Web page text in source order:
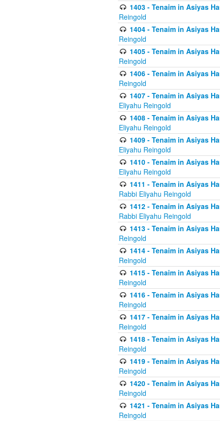
1403 - Tenaim in Asiyas
Reingold
1404 - Tenaim in Asiyas
Reingold
1405 - Tenaim in Asiyas
Reingold
1406 - Tenaim in Asiyas
Reingold
1407 - Tenaim in Asiyas
Eliyahu Reingold
1408 - Tenaim in Asiyas
Eliyahu Reingold
1409 - Tenaim in Asiyas
Eliyahu Reingold
1410 - Tenaim in Asiyas
Eliyahu Reingold
1411 - Tenaim in Asiyas
Rabbi Eliyahu Reingold
1412 - Tenaim in Asiyas
Rabbi Eliyahu Reingold
1413 - Tenaim in Asiyas
Reingold
1414 - Tenaim in Asiyas
Reingold
1415 - Tenaim in Asiyas
Reingold
1416 - Tenaim in Asiyas
Reingold
1417 - Tenaim in Asiyas
Reingold
1418 - Tenaim in Asiyas
Reingold
1419 - Tenaim in Asiyas
Reingold
1420 - Tenaim in Asiyas
Reingold
1421 - Tenaim in Asiyas
Reingold